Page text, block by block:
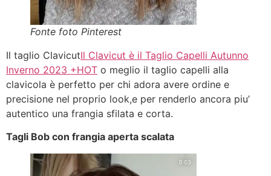
Fonte foto Pinterest
Il taglio ClavicutIl Clavicut è il Taglio Capelli Autunno
Inverno 2023 +HOT o meglio il taglio capelli alla
clavicola è perfetto per chi adora avere ordine e
precisione nel proprio look,e per renderlo ancora piu’
autentico una frangia sfilata e corta.
Tagli Bob con frangia aperta scalata